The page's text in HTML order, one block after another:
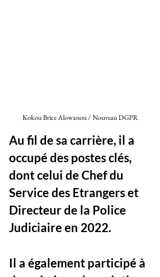
Kokou Brice Alowanou / Nouveau DGPR
Au fil de sa carrière, il a
occupé des postes clés,
dont celui de Chef du
Service des Etrangers et
Directeur de la Police
Judiciaire en 2022.
Il a également participé à